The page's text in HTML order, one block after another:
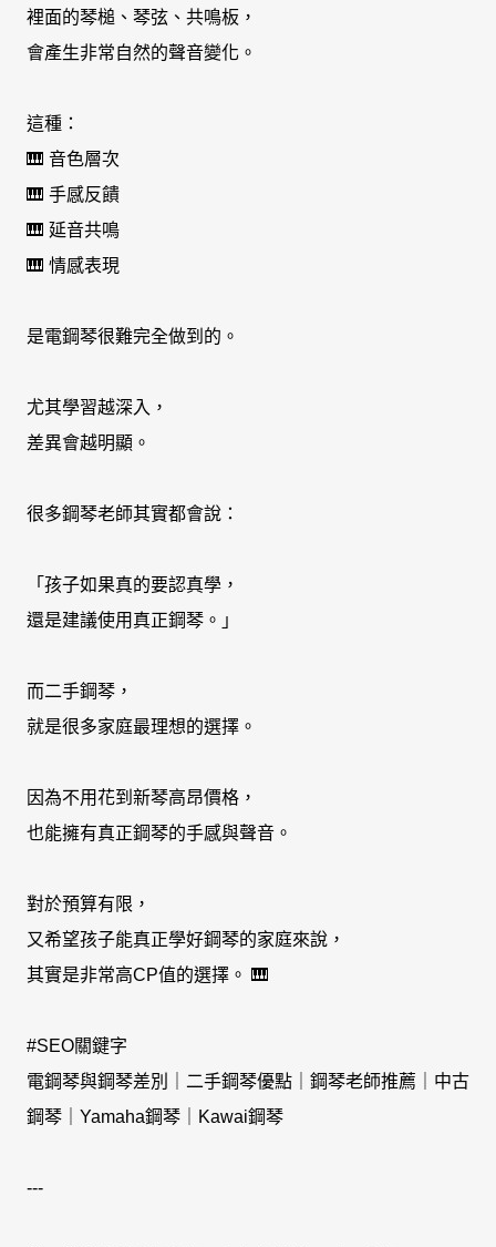
裡面的琴槌、琴弦、共鳴板，
會產生非常自然的聲音變化。
這種：
🎹 音色層次
🎹 手感反饋
🎹 延音共鳴
🎹 情感表現
是電鋼琴很難完全做到的。
尤其學習越深入，
差異會越明顯。
很多鋼琴老師其實都會說：
「孩子如果真的要認真學，
還是建議使用真正鋼琴。」
而二手鋼琴，
就是很多家庭最理想的選擇。
因為不用花到新琴高昂價格，
也能擁有真正鋼琴的手感與聲音。
對於預算有限，
又希望孩子能真正學好鋼琴的家庭來說，
其實是非常高CP值的選擇。 🎹
#SEO關鍵字
電鋼琴與鋼琴差別｜二手鋼琴優點｜鋼琴老師推薦｜中古
鋼琴｜Yamaha鋼琴｜Kawai鋼琴
---